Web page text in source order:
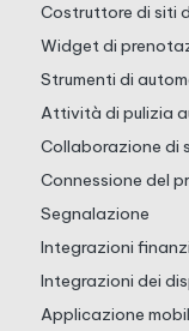
Costruttore di siti
Widget di
Strumenti di
Attività di pulizia
Collaborazione di
Connessione del
Segnalazione
Integrazioni
Integrazioni dei
Applicazione